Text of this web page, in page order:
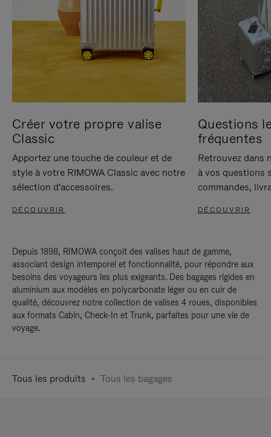
Créer votre propre valise
Classic
Apportez une touche de couleur et de
style à votre RIMOWA Classic avec notre
sélection d'accessoires.
DÉCOUVRIR
Questions
fréquentes
Retrouvez dans
à vos questions
commandes,
DÉCOUVRIR
Depuis 1898, RIMOWA conçoit des valises haut de gamme,
associant design intemporel et fonctionnalité, pour répondre aux
besoins des voyageurs les plus exigeants. Des bagages rigides en
aluminium aux modèles en polycarbonate léger ou en cuir de
qualité, découvrez notre collection de valises 4 roues, disponibles
aux formats Cabin, Check-In et Trunk, parfaites pour une vie de
voyage.
Tous les produits Tous les bagages